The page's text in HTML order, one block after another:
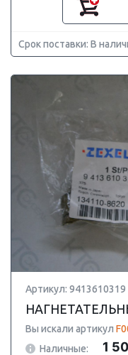
Срок поставки: В
Артикул: 9413610319 |
Вы искали артикул
Наличные:
1